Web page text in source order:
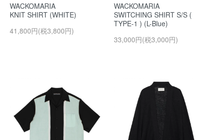
WACKOMARIA
KNIT SHIRT (WHITE)
41,800円(税3,800円)
WACKOMARIA
SWITCHING SHIRT S/S (
TYPE-1 ) (L-Blue)
33,000円(税3,000円)